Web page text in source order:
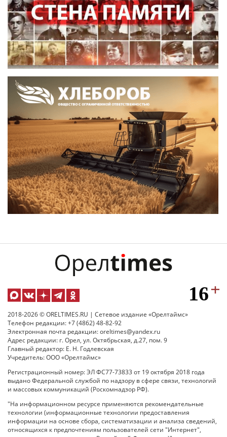
2018-2026 © ORELTIMES.RU | Сетевое издание «Орелтаймс»
Телефон редакции: +7 (4862) 48-82-92
Электронная почта редакции: oreltimes@yandex.ru
Адрес редакции: г. Орел, ул. Октябрьская, д.27, пом. 9
Главный редактор: Е. Н. Годлевская
Учредитель: ООО «Орелтаймс»
Регистрационный номер: ЭЛ ФС77-73833 от 19 октября 2018 года
выдано Федеральной службой по надзору в сфере связи, технологий
и массовых коммуникаций (Роскомнадзор РФ).
"На информационном ресурсе применяются рекомендательные
технологии (информационные технологии предоставления
информации на основе сбора, систематизации и анализа сведений,
относящихся к предпочтениям пользователей сети "Интернет",